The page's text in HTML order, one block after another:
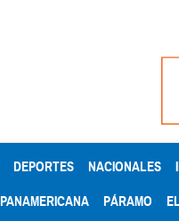
DEPORTES NACIONALES
PANAMERICANA PÁRAMO